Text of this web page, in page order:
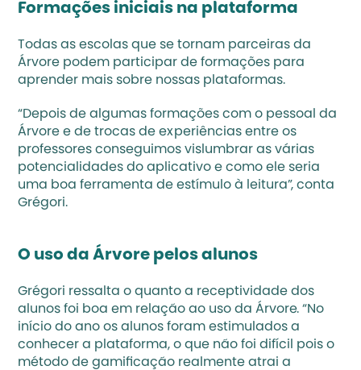
Formações iniciais na plataforma
Todas as escolas que se tornam parceiras da
Árvore podem participar de formações para
aprender mais sobre nossas plataformas.
“Depois de algumas formações com o pessoal da
Árvore e de trocas de experiências entre os
professores conseguimos vislumbrar as várias
potencialidades do aplicativo e como ele seria
uma boa ferramenta de estímulo à leitura”, conta
Grégori.
O uso da Árvore pelos alunos
Grégori ressalta o quanto a receptividade dos
alunos foi boa em relação ao uso da Árvore. “No
início do ano os alunos foram estimulados a
conhecer a plataforma, o que não foi difícil pois o
método de gamificação realmente atrai a